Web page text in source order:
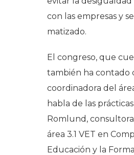
con las empresas y
matizado.
El congreso, que
también ha contado
coordinadora del
habla de las
Romlund,
área 3.1 VET en
Educación y la